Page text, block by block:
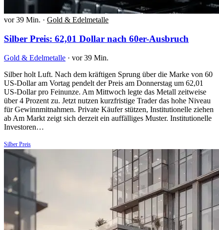
vor 39 Min. · Gold & Edelmetalle
Silber Preis: 62,01 Dollar nach 60er-Ausbruch
Gold & Edelmetalle · vor 39 Min.
Silber holt Luft. Nach dem kräftigen Sprung über die Marke von 60
US-Dollar am Vortag pendelt der Preis am Donnerstag um 62,01
US-Dollar pro Feinunze. Am Mittwoch legte das Metall zeitweise
über 4 Prozent zu. Jetzt nutzen kurzfristige Trader das hohe Niveau
für Gewinnmitnahmen. Private Käufer stützen, Institutionelle ziehen
ab Am Markt zeigt sich derzeit ein auffälliges Muster. Institutionelle
Investoren…
Silber Preis